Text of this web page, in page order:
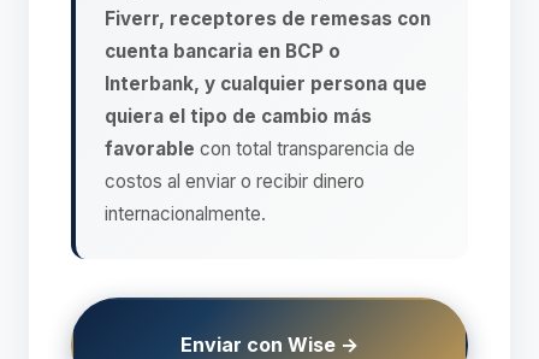
Fiverr, receptores de remesas con
cuenta bancaria en BCP o
Interbank, y cualquier persona que
quiera el tipo de cambio más
favorable con total transparencia de
costos al enviar o recibir dinero
internacionalmente.
Enviar con Wise →